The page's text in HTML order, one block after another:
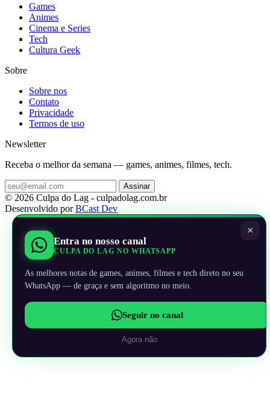
Games
Animes
Cinema e Series
Tech
Cultura Geek
Sobre
Sobre nos
Contato
Privacidade
Termos de uso
Newsletter
Receba o melhor da semana — games, animes, filmes, tech.
Assinar
© 2026 Culpa do Lag - culpadolag.com.br
Desenvolvido porBCast Dev
×
Entra no nosso canal
CULPA DO LAG NO WHATSAPP
As melhores notas de games, animes, filmes e tech direto no seu
WhatsApp — de graça e sem algoritmo no meio.
Seguir no canal
Agora não